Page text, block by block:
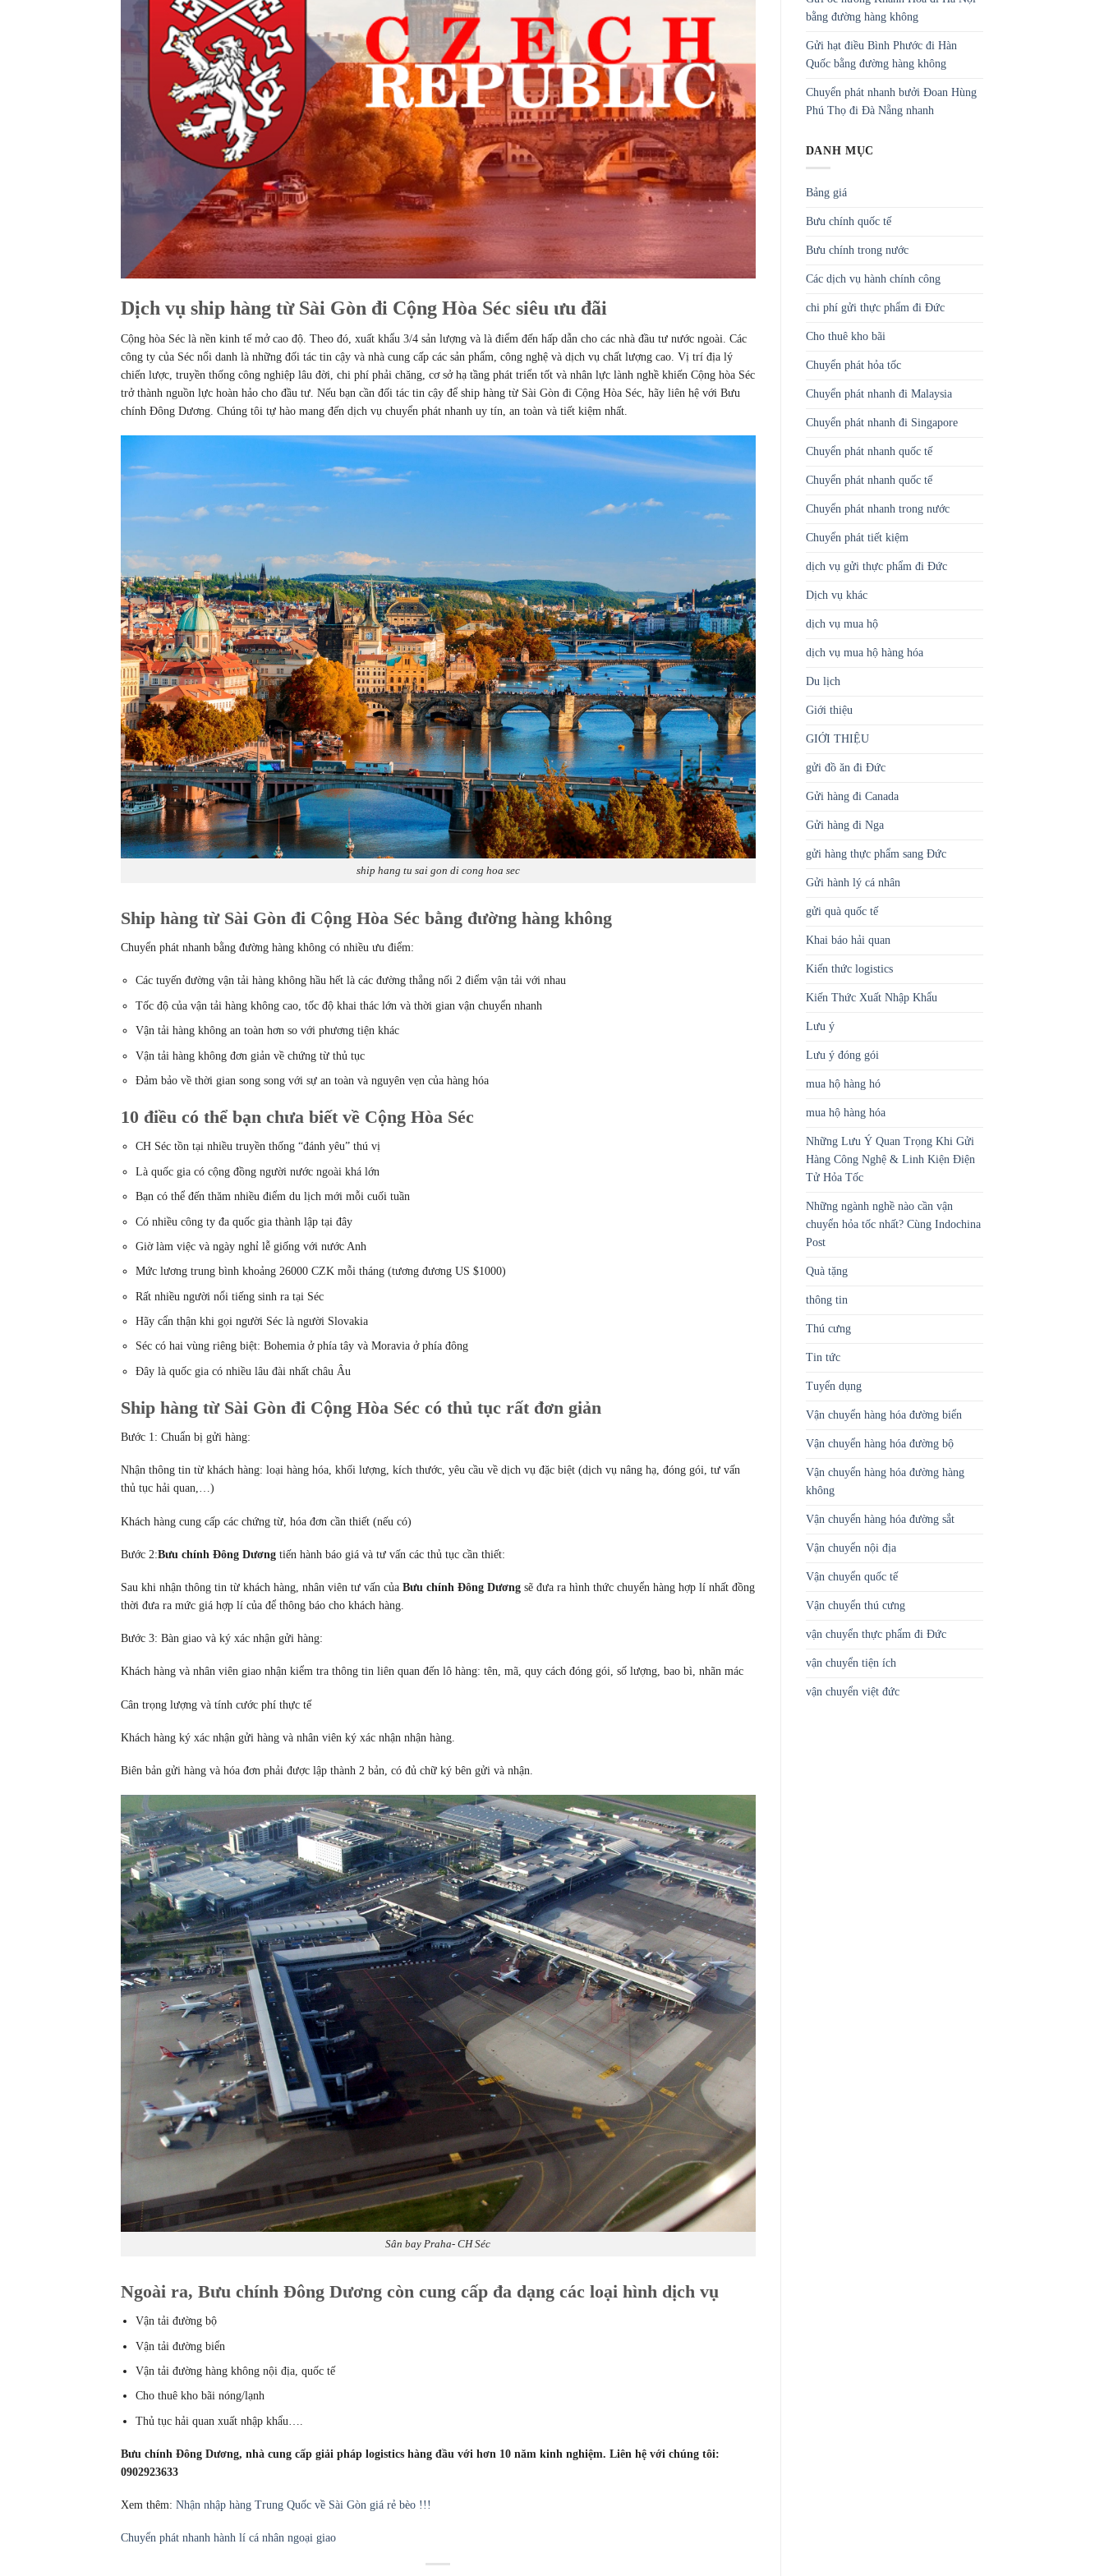
Dịch vụ ship hàng từ Sài Gòn đi Cộng Hòa Séc siêu ưu đãi
Cộng hòa Séc là nền kinh tế mở cao độ. Theo đó, xuất khẩu 3/4 sản lượng và là điểm đến hấp dẫn cho các nhà đầu tư nước ngoài. Các
công ty của Séc nổi danh là những đối tác tin cậy và nhà cung cấp các sản phẩm, công nghệ và dịch vụ chất lượng cao. Vị trí địa lý
chiến lược, truyền thống công nghiệp lâu đời, chi phí phải chăng, cơ sở hạ tầng phát triển tốt và nhân lực lành nghề khiến Cộng hòa Séc
trở thành nguồn lực hoàn hảo cho đầu tư. Nếu bạn cần đối tác tin cậy để ship hàng từ Sài Gòn đi Cộng Hòa Séc, hãy liên hệ với Bưu
chính Đông Dương. Chúng tôi tự hào mang đến dịch vụ chuyển phát nhanh uy tín, an toàn và tiết kiệm nhất.
ship hang tu sai gon di cong hoa sec
Ship hàng từ Sài Gòn đi Cộng Hòa Séc bằng đường hàng không
Chuyển phát nhanh bằng đường hàng không có nhiều ưu điểm:
Các tuyến đường vận tải hàng không hầu hết là các đường thẳng nối 2 điểm vận tải với nhau
Tốc độ của vận tải hàng không cao, tốc độ khai thác lớn và thời gian vận chuyển nhanh
Vận tải hàng không an toàn hơn so với phương tiện khác
Vận tải hàng không đơn giản về chứng từ thủ tục
Đảm bảo về thời gian song song với sự an toàn và nguyên vẹn của hàng hóa
10 điều có thể bạn chưa biết về Cộng Hòa Séc
CH Séc tồn tại nhiều truyền thống “đánh yêu” thú vị
Là quốc gia có cộng đồng người nước ngoài khá lớn
Bạn có thể đến thăm nhiều điểm du lịch mới mỗi cuối tuần
Có nhiều công ty đa quốc gia thành lập tại đây
Giờ làm việc và ngày nghỉ lễ giống với nước Anh
Mức lương trung bình khoảng 26000 CZK mỗi tháng (tương đương US $1000)
Rất nhiều người nổi tiếng sinh ra tại Séc
Hãy cẩn thận khi gọi người Séc là người Slovakia
Séc có hai vùng riêng biệt: Bohemia ở phía tây và Moravia ở phía đông
Đây là quốc gia có nhiều lâu đài nhất châu Âu
Ship hàng từ Sài Gòn đi Cộng Hòa Séc có thủ tục rất đơn giản
Bước 1: Chuẩn bị gửi hàng:
Nhận thông tin từ khách hàng: loại hàng hóa, khối lượng, kích thước, yêu cầu về dịch vụ đặc biệt (dịch vụ nâng hạ, đóng gói, tư vấn
thủ tục hải quan,…)
Khách hàng cung cấp các chứng từ, hóa đơn cần thiết (nếu có)
Bước 2:Bưu chính Đông Dương tiến hành báo giá và tư vấn các thủ tục cần thiết:
Sau khi nhận thông tin từ khách hàng, nhân viên tư vấn của Bưu chính Đông Dương sẽ đưa ra hình thức chuyển hàng hợp lí nhất đồng
thời đưa ra mức giá hợp lí của để thông báo cho khách hàng.
Bước 3: Bàn giao và ký xác nhận gửi hàng:
Khách hàng và nhân viên giao nhận kiểm tra thông tin liên quan đến lô hàng: tên, mã, quy cách đóng gói, số lượng, bao bì, nhãn mác
Cân trọng lượng và tính cước phí thực tế
Khách hàng ký xác nhận gửi hàng và nhân viên ký xác nhận nhận hàng.
Biên bản gửi hàng và hóa đơn phải được lập thành 2 bản, có đủ chữ ký bên gửi và nhận.
Sân bay Praha- CH Séc
Ngoài ra, Bưu chính Đông Dương còn cung cấp đa dạng các loại hình dịch vụ
Vận tải đường bộ
Vận tải đường biển
Vận tải đường hàng không nội địa, quốc tế
Cho thuê kho bãi nóng/lạnh
Thủ tục hải quan xuất nhập khẩu….
Bưu chính Đông Dương, nhà cung cấp giải pháp logistics hàng đầu với hơn 10 năm kinh nghiệm. Liên hệ với chúng tôi:
0902923633
Xem thêm: Nhận nhập hàng Trung Quốc về Sài Gòn giá rẻ bèo !!!
Chuyển phát nhanh hành lí cá nhân ngoại giao
bằng đường hàng không
Gửi hạt điều Bình Phước đi Hàn
Quốc bằng đường hàng không
Chuyển phát nhanh bưởi Đoan Hùng
Phú Thọ đi Đà Nẵng nhanh
DANH MỤC
Bảng giá
Bưu chính quốc tế
Bưu chính trong nước
Các dịch vụ hành chính công
chi phí gửi thực phẩm đi Đức
Cho thuê kho bãi
Chuyển phát hỏa tốc
Chuyển phát nhanh đi Malaysia
Chuyển phát nhanh đi Singapore
Chuyển phát nhanh quốc tế
Chuyển phát nhanh quốc tế
Chuyển phát nhanh trong nước
Chuyển phát tiết kiệm
dịch vụ gửi thực phẩm đi Đức
Dịch vụ khác
dịch vụ mua hộ
dịch vụ mua hộ hàng hóa
Du lịch
Giới thiệu
GIỚI THIỆU
gửi đồ ăn đi Đức
Gửi hàng đi Canada
Gửi hàng đi Nga
gửi hàng thực phẩm sang Đức
Gửi hành lý cá nhân
gửi quà quốc tế
Khai báo hải quan
Kiến thức logistics
Kiến Thức Xuất Nhập Khẩu
Lưu ý
Lưu ý đóng gói
mua hộ hàng hó
mua hộ hàng hóa
Những Lưu Ý Quan Trọng Khi Gửi
Hàng Công Nghệ & Linh Kiện Điện
Tử Hỏa Tốc
Những ngành nghề nào cần vận
chuyển hỏa tốc nhất? Cùng Indochina
Post
Quà tặng
thông tin
Thú cưng
Tin tức
Tuyển dụng
Vận chuyển hàng hóa đường biển
Vận chuyển hàng hóa đường bộ
Vận chuyển hàng hóa đường hàng
không
Vận chuyển hàng hóa đường sắt
Vận chuyển nội địa
Vận chuyển quốc tế
Vận chuyển thú cưng
vận chuyển thực phẩm đi Đức
vận chuyển tiện ích
vận chuyển việt đức